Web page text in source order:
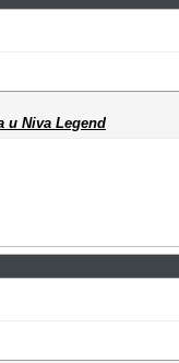
Niva Legend